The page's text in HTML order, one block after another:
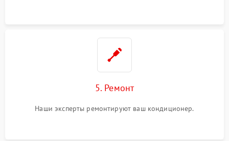
5. Ремонт
Наши эксперты ремонтируют ваш кондиционер.